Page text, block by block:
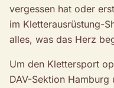
vergessen hat oder
im Kletterausrüstung-
alles, was das Herz
Um den Klettersport
DAV-Sektion